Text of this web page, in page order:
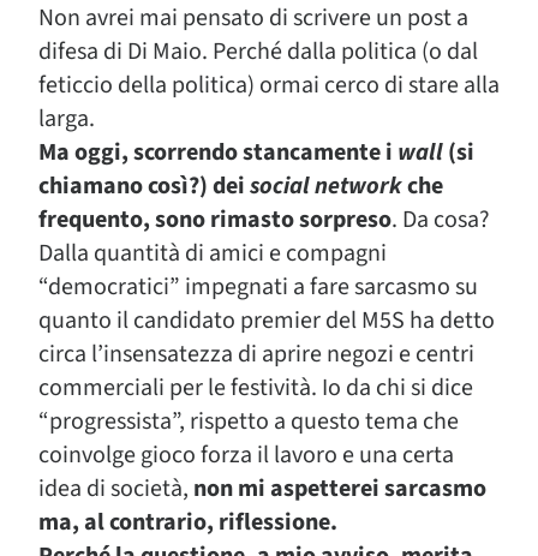
Non avrei mai pensato di scrivere un post a
difesa di Di Maio. Perché dalla politica (o dal
feticcio della politica) ormai cerco di stare alla
larga.
Ma oggi, scorrendo stancamente i wall(si
chiamano così?) deisocial networkche
frequento, sono rimasto sorpreso. Da cosa?
Dalla quantità di amici e compagni
“democratici” impegnati a fare sarcasmo su
quanto il candidato premier del M5S ha detto
circa l’insensatezza di aprire negozi e centri
commerciali per le festività. Io da chi si dice
“progressista”, rispetto a questo tema che
coinvolge gioco forza il lavoro e una certa
idea di società, non mi aspetterei sarcasmo
ma, al contrario, riflessione.